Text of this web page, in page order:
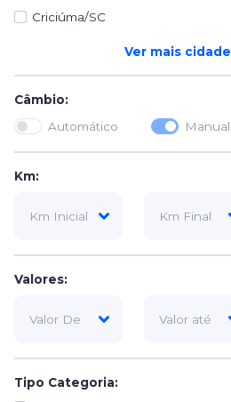
Criciúma/SC
Ver mais
Câmbio:
Automático
Manual
Km:
Valores:
Tipo Categoria: